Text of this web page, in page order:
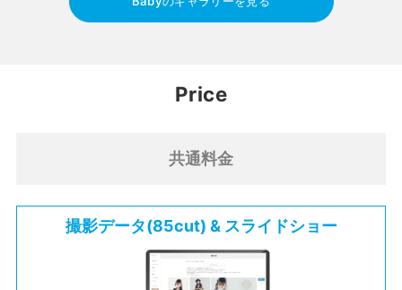
Price
共通料金
撮影データ(85cut) & スライドショー